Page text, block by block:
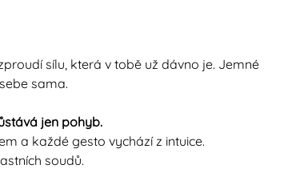
sílu, která v tobě už dávno je. Jemné
sama.
jen pohyb.
a každé gesto vychází z intuice.
soudů.